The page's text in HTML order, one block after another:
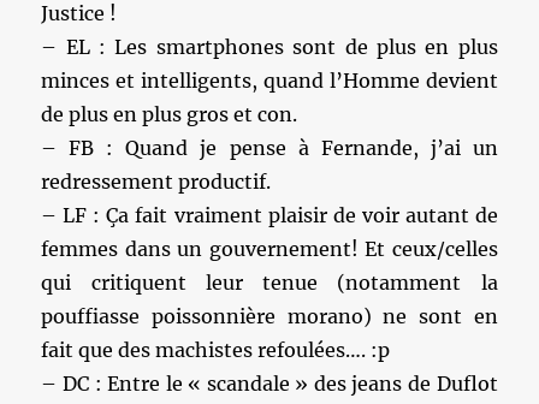
Justice !
– EL : Les smartphones sont de plus en plus
minces et intelligents, quand l’Homme devient
de plus en plus gros et con.
– FB : Quand je pense à Fernande, j’ai un
redressement productif.
– LF : Ça fait vraiment plaisir de voir autant de
femmes dans un gouvernement! Et ceux/celles
qui critiquent leur tenue (notamment la
pouffiasse poissonnière morano) ne sont en
fait que des machistes refoulées…. :p
– DC : Entre le « scandale » des jeans de Duflot